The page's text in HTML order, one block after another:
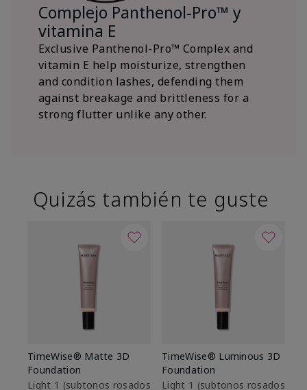
Complejo Panthenol-Pro™ y
vitamina E
Exclusive Panthenol-Pro™ Complex and
vitamin E help moisturize, strengthen
and condition lashes, defending them
against breakage and brittleness for a
strong flutter unlike any other.
Quizás también te guste
TimeWise® Matte 3D
Foundation
Light 1​ (subtonos rosados
TimeWise® Luminous 3D
Foundation
Light 1​ (subtonos rosados